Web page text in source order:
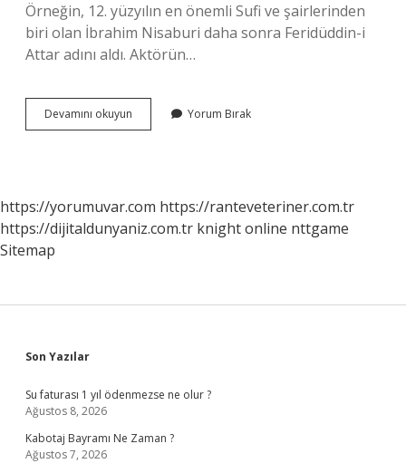
Örneğin, 12. yüzyılın en önemli Sufi ve şairlerinden
biri olan İbrahim Nisaburi daha sonra Feridüddin-i
Attar adını aldı. Aktörün…
Devamını okuyun
Bezzaz
Yorum Bırak
https://yorumuvar.com https://ranteveteriner.com.tr
https://dijitaldunyaniz.com.tr knight online nttgame
Sitemap
Sidebar
Son Yazılar
Su faturası 1 yıl ödenmezse ne olur ?
Ağustos 8, 2026
Kabotaj Bayramı Ne Zaman ?
Ağustos 7, 2026